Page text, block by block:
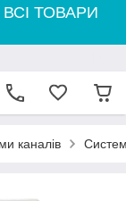
ТОВАРИ
каналів